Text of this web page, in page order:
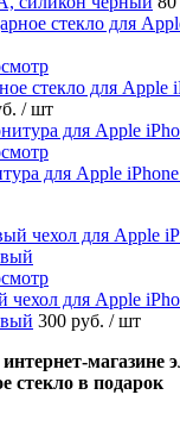
стекло для Apple
/ шт
для Apple
для Apple
300 руб. / шт
магазине
стекло в подарок